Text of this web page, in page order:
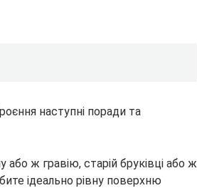
наступні поради та
або ж гравію, старій бруківці або ж
ідеально рівну поверхню